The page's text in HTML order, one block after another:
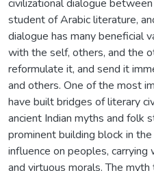
civilizational dialogue
student of Arabic literature,
dialogue has many beneficial
with the self, others, and the
reformulate it, and send it
and others. One of the most
have built bridges of literary
ancient Indian myths and folk
prominent building block in
influence on peoples,
and virtuous morals. The